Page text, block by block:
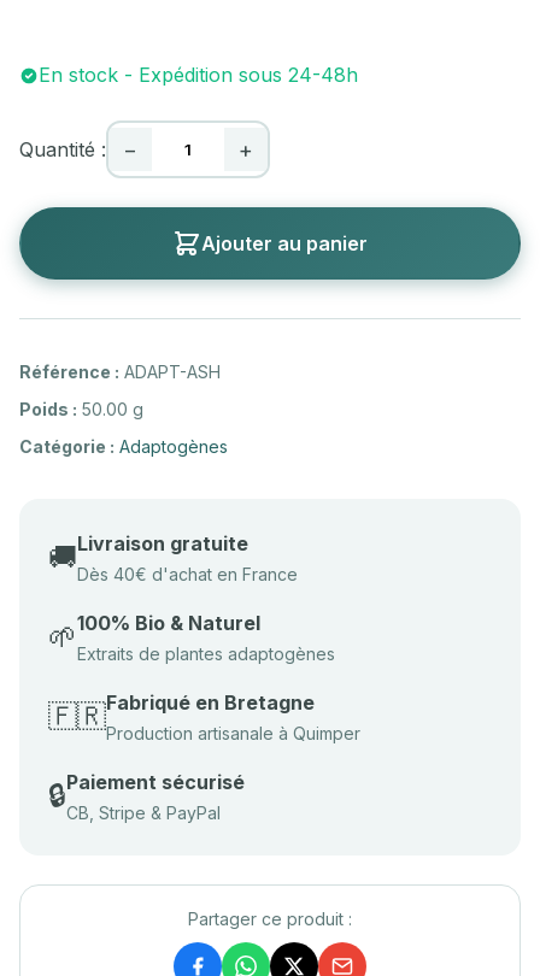
En stock - Expédition sous 24-48h
Quantité : − +
Ajouter au panier
Référence : ADAPT-ASH
Poids : 50.00 g
Catégorie : Adaptogènes
🚚Livraison gratuite
Dès 40€ d'achat en France
🌱100% Bio & Naturel
Extraits de plantes adaptogènes
🇫🇷Fabriqué en Bretagne
Production artisanale à Quimper
🔒Paiement sécurisé
CB, Stripe & PayPal
Partager ce produit :